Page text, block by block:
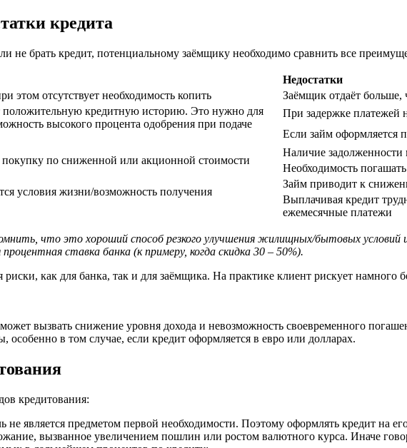
кредита
не брать кредит, потенциальному заёмщику необходимо сравнить все
Недостатки
этом отсутствует необходимость копить
Заёмщик отдаёт больше,
кредитную историю. Это нужно для
высокого процента одобрения при подаче
При задержке платежей
Если займ оформляется
покупку по сниженной или акционной стоимости
Наличие задолженности
Необходимость
условия жизни/возможность получения
Займ приводит к
Выплачивая кредит
ежемесячные платежи
что это хороший способ резкого улучшения жилищных/бытовых
ставка банка (к примеру, когда скидка 30 – 50%).
как для банка, так и для заёмщика. На практике клиент рискует
вызвать снижение уровня дохода и невозможность своевременного
особенно в том случае, если кредит оформляется в евро или долларах.
кредитования:
не является предметом первой необходимости. Поэтому оформлять кредит на
вызванное увеличением пошлин или ростом валютного курса. Иначе